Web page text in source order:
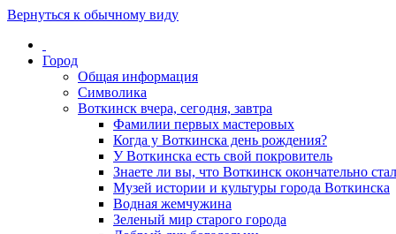
Вернуться к обычному виду
Город
Общая информация
Символика
Воткинск вчера, сегодня, завтра
Фамилии первых мастеровых
Когда у Воткинска день рождения?
У Воткинска есть свой покровитель
Знаете ли вы, что Воткинск окончательно
Музей истории и культуры города Воткинска
Водная жемчужина
Зеленый мир старого города